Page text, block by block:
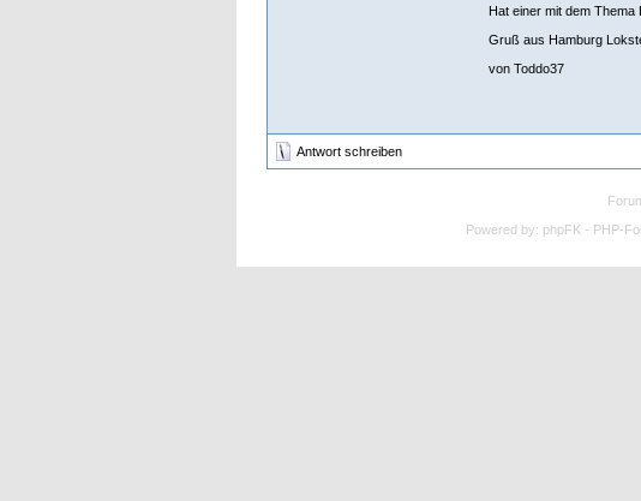
Hat einer mit dem Thema
Gruß aus Hamburg
von Toddo37
Antwort schreiben
Powered by: phpFK - PHP-